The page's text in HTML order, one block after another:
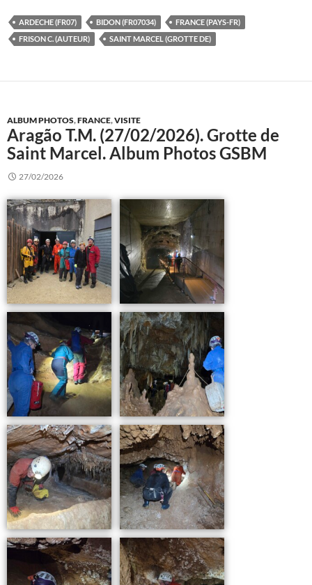
ARDECHE (FR07) BIDON (FR07034)
FRANCE (PAYS-FR)
FRISON C. (AUTEUR)
SAINT MARCEL (GROTTE DE)
ALBUM PHOTOS,FRANCE,VISITE
Aragão T.M. (27/02/2026). Grotte de
Saint Marcel. Album Photos GSBM
27/02/2026